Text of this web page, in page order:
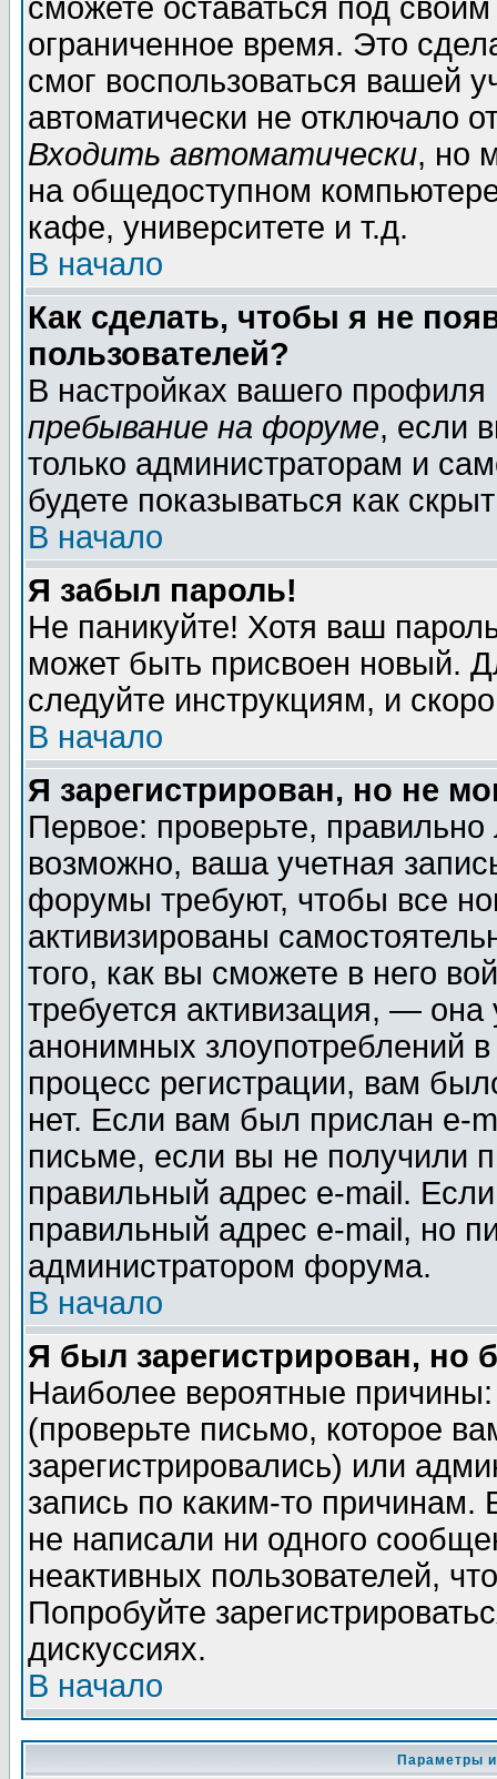
сможете оставаться под
ограниченное время. Это
смог воспользоваться вашей
автоматически не отключало
Входить автоматически, но
на общедоступном
кафе, университете и т.д.
В начало
Как сделать, чтобы я не
пользователей?
В настройках вашего
пребывание на форуме, если
только администраторам и
будете показываться как
В начало
Я забыл пароль!
Не паникуйте! Хотя ваш
может быть присвоен новый.
следуйте инструкциям, и
В начало
Я зарегистрирован, но не
Первое: проверьте,
возможно, ваша учетная
форумы требуют, чтобы все
активизированы
того, как вы сможете в него
требуется активизация, —
анонимных злоупотреблений
процесс регистрации, вам
нет. Если вам был прислан e-
письме, если вы не получили
правильный адрес e-mail.
правильный адрес e-mail, но
администратором форума.
В начало
Я был зарегистрирован, но
Наиболее вероятные
(проверьте письмо, которое
зарегистрировались) или
запись по каким-то
не написали ни одного
неактивных пользователей,
Попробуйте
дискуссиях.
В начало
Параметры